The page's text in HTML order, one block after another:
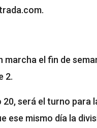
marcha el fin de
2.
20, será el turno
ese mismo día la